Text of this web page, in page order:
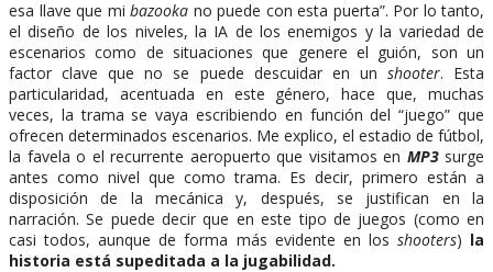
esa llave que mi bazooka no puede con esta puerta”. Por lo tanto,
el diseño de los niveles, la IA de los enemigos y la variedad de
escenarios como de situaciones que genere el guión, son un
factor clave que no se puede descuidar en un shooter. Esta
particularidad, acentuada en este género, hace que, muchas
veces, la trama se vaya escribiendo en función del “juego” que
ofrecen determinados escenarios. Me explico, el estadio de fútbol,
la favela o el recurrente aeropuerto que visitamos en MP3 surge
antes como nivel que como trama. Es decir, primero están a
disposición de la mecánica y, después, se justifican en la
narración. Se puede decir que en este tipo de juegos (como en
casi todos, aunque de forma más evidente en los shooters) la
historia está supeditada a la jugabilidad.